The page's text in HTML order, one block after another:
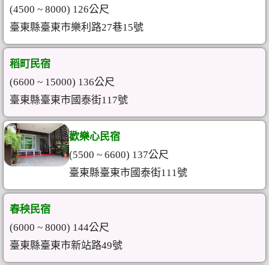
(4500 ~ 8000) 126公尺
臺東縣臺東市樂利路27巷15號
稻町民宿
(6600 ~ 15000) 136公尺
臺東縣臺東市國泰街117號
歡樂心民宿
(5500 ~ 6600) 137公尺
臺東縣臺東市國泰街111號
春秧民宿
(6000 ~ 8000) 144公尺
臺東縣臺東市新站路49號